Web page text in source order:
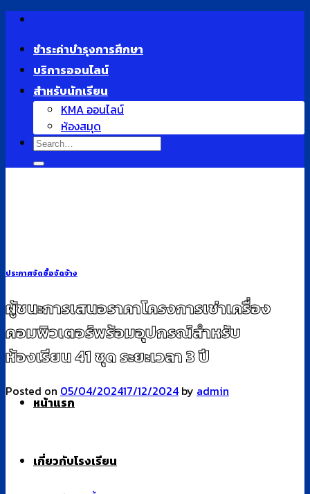
Skip
contentชำระค่าบำรุงการศึกษา
บริการออนไลน์
สำหรับนักเรียน
KMA ออนไลน์
ห้องสมุด
หน้าแรก
เกี่ยวกับโรงเรียน
ประกาศจัดซื้อจัดจ้าง
ผู้ชนะการเสนอราคาโครงการเช่าเครื่อง
คอมพิวเตอร์พร้อมอุปกรณ์สำหรับ
ห้องเรียน 41 ชุด ระยะเวลา 3 ปี
Posted on 05/04/202417/12/2024 by admin